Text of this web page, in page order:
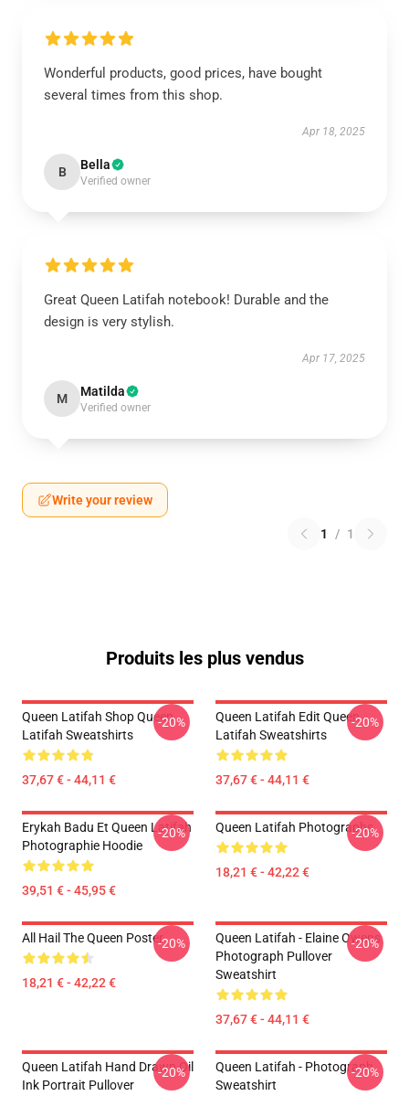
Wonderful products, good prices, have bought
several times from this shop.
Apr 18, 2025
B Bella
Verified owner
Great Queen Latifah notebook! Durable and the
design is very stylish.
Apr 17, 2025
M Matilda
Verified owner
Write your review
1 / 1
Produits les plus vendus
Queen Latifah Shop Queen
Latifah Sweatshirts
37,67 € - 44,11 €
-20%
Queen Latifah Edit Queen
Latifah Sweatshirts
37,67 € - 44,11 €
-20%
Erykah Badu Et Queen Latifah
Photographie Hoodie
39,51 € - 45,95 €
-20% Queen Latifah Photographs
18,21 € - 42,22 €
-20%
All Hail The Queen Poster
18,21 € - 42,22 €
-20%
Queen Latifah - Elaine Owens
Photograph Pullover
Sweatshirt
37,67 € - 44,11 €
-20%
Queen Latifah Hand Drawn Oil
Ink Portrait Pullover
-20%
Queen Latifah - Photograph
Sweatshirt
-20%